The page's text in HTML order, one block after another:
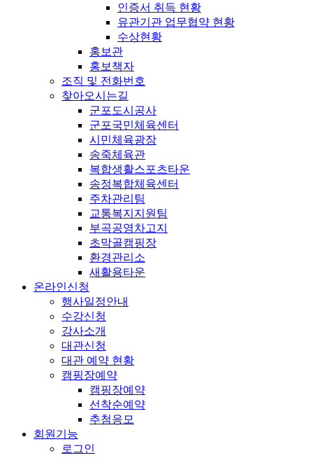
인증서 취득 현황
유관기관 업무협약 현황
수상현황
홍보관
홍보책자
조직 및 전화번호
찾아오시는길
군포도시공사
군포국민체육센터
시민체육광장
송죽체육관
복합생활스포츠타운
송정복합체육센터
주차관리팀
교통복지지원팀
부곡공영차고지
초막골캠핑장
환경관리소
새활용타운
온라인신청
행사일정안내
수강신청
강사소개
대관신청
대관 예약 현황
캠핑장예약
캠핑장예약
선착순예약
추첨응모
회원기능
로그인